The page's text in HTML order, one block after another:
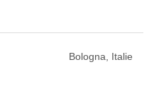
Bologna, Italie